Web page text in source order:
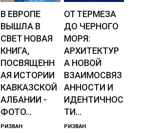
В ЕВРОПЕ
ВЫШЛА В
СВЕТ НОВАЯ
КНИГА,
ПОСВЯЩЕНН
АЯ ИСТОРИИ
КАВКАЗСКОЙ
АЛБАНИИ -
ФОТО...
РИЗВАН
ОТ ТЕРМЕЗА
ДО ЧЕРНОГО
МОРЯ:
АРХИТЕКТУР
А НОВОЙ
ВЗАИМОСВЯЗ
АННОСТИ И
ИДЕНТИЧНОС
ТИ...
РИЗВАН